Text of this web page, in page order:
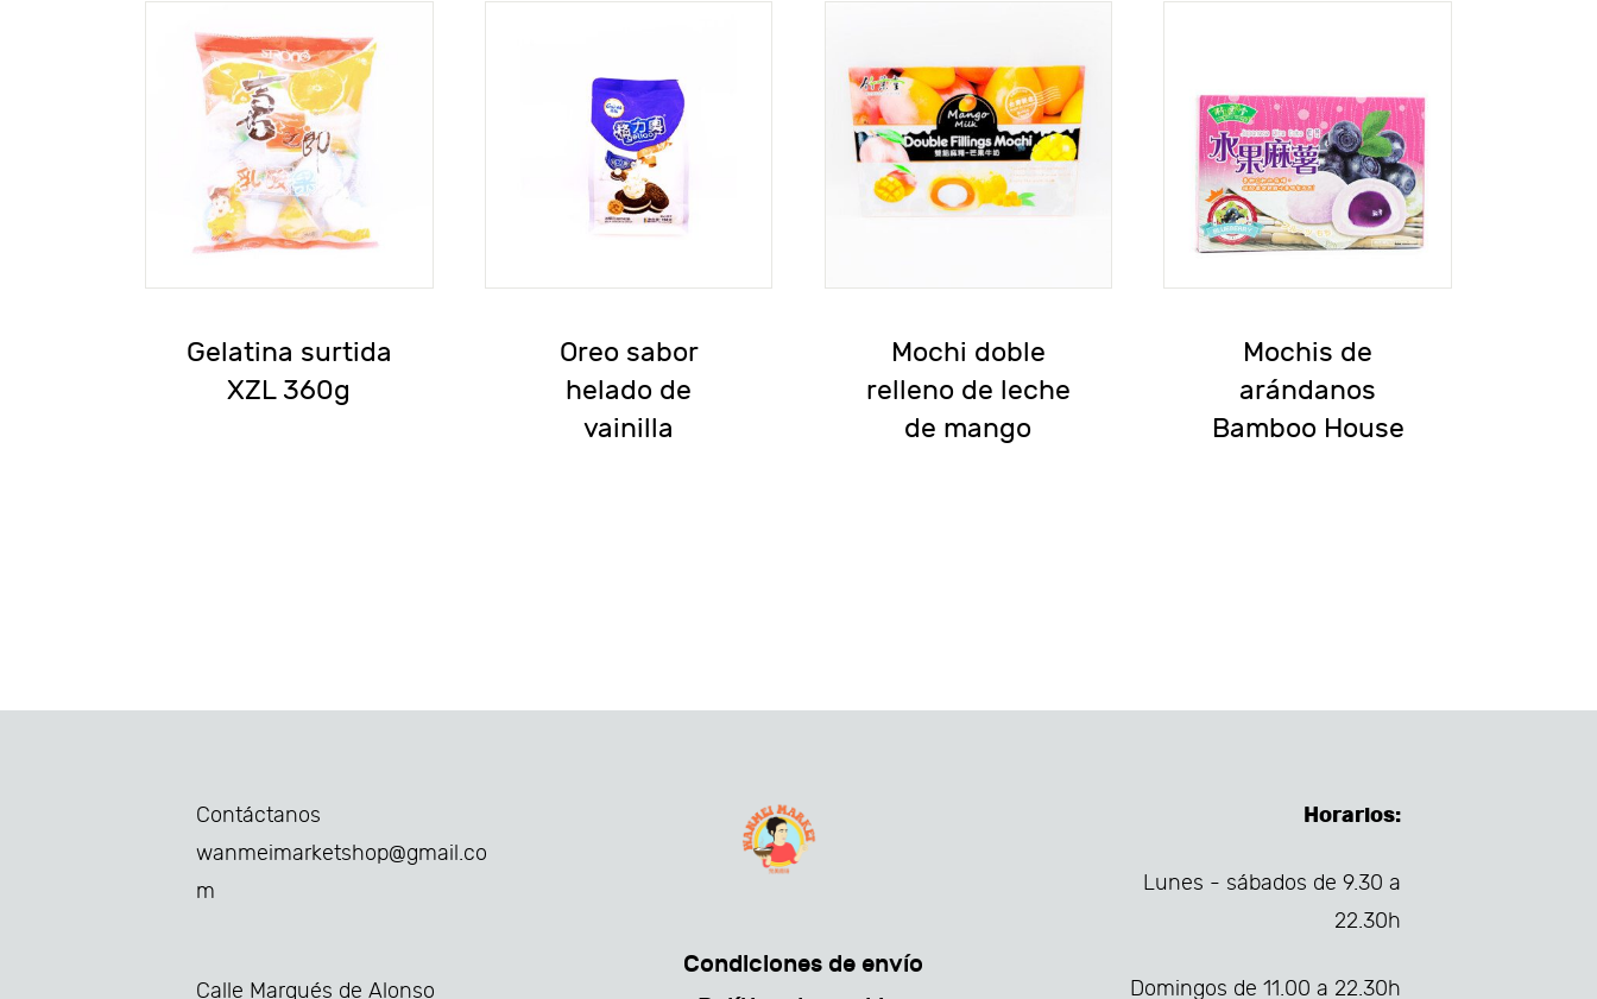
Gelatina surtida
XZL 360g
Oreo sabor
helado de
vainilla
Mochi doble
relleno de leche
de mango
Mochis de
arándanos
Bamboo House
Contáctanos
wanmeimarketshop@gmail.co
m
Calle Marqués de Alonso
Condiciones de envío
Horarios:
Lunes - sábados de 9.30 a
22.30h
Domingos de 11.00 a 22.30h